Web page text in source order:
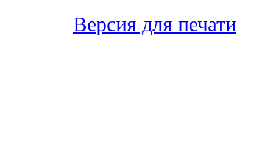
Версия для печати